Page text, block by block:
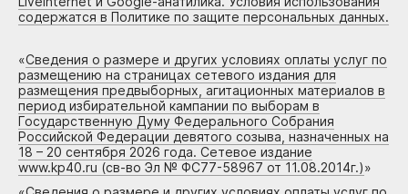
содержатся в Политике по защите персональных данных.
«Сведения о размере и других условиях оплаты услуг по
размещению на страницах сетевого издания для
размещения предвыборных, агитационных материалов в
период избирательной кампании по выборам в
Государственную Думу Федерального Собрания
Российской Федерации девятого созыва, назначенных на
18 – 20 сентября 2026 года. Сетевое издание
www.kp40.ru (св-во Эл № ФС77-58967 от 11.08.2014г.)»